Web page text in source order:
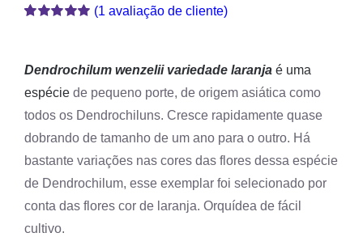
baseado em
cliente
(1 avaliação de cliente)
Dendrochilum wenzelii variedade laranja é uma
espécie de pequeno porte, de origem asiática como
todos os Dendrochiluns. Cresce rapidamente quase
dobrando de tamanho de um ano para o outro. Há
bastante variações nas cores das flores dessa espécie
de Dendrochilum, esse exemplar foi selecionado por
conta das flores cor de laranja. Orquídea de fácil
cultivo.